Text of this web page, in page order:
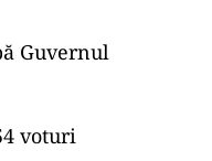
Guvernul
voturi